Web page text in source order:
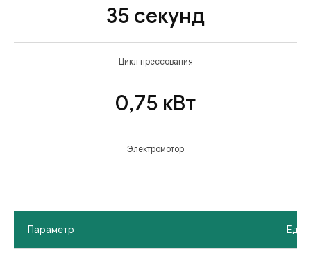
35 секунд
Цикл прессования
0,75 кВт
Электромотор
Параметр Ед.